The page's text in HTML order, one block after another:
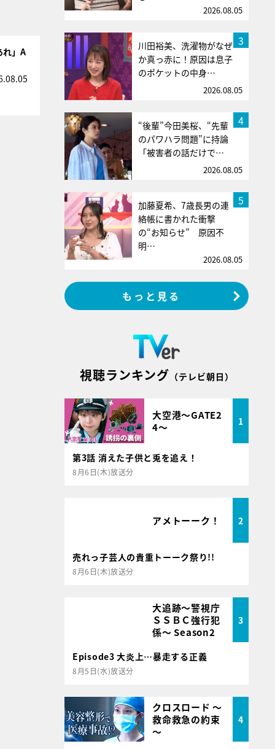
れ」A
2026.08.05
3
川田裕美、洗濯物がなぜ
か真っ赤に！原因は息子
のポケットの中身…
2026.08.05
4
“後輩”今田美桜、“先輩
のパワハラ問題”に持論
「被害者の話だけで…
2026.08.05
5
加藤夏希、7歳長男の連
絡帳に書かれた衝撃
の“お知らせ” 原因不
明…
2026.08.05
もっと見る
視聴ランキング （テレビ朝日）
大空港～GATE2
4～
1
第3話 消えた子供と兎を追え！
8月6日(木)放送分
アメトーーク！ 2
売れっ子芸人の貴重トーーク祭り!!
8月6日(木)放送分
大追跡～警視庁
ＳＳＢＣ強行犯
係～ Season2
3
Episode3 大炎上…暴走する正義
8月5日(水)放送分
クロスロード ～
救命救急の約束
～
4